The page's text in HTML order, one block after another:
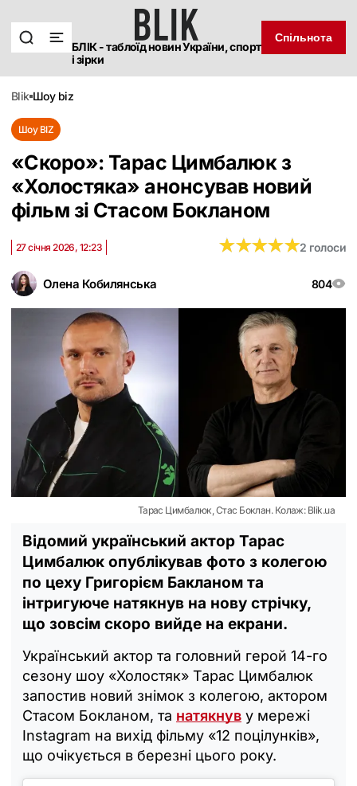
БЛІК - таблоїд новин України, спорт
і зірки
Спільнота
blik шоу biz
Шоу BIZ
«‎Скоро»: Тарас Цимбалюк з
«Холостяка‎» анонсував новий
фільм зі Стасом Бокланом
Олена Кобилянська 804
27 січня 2026, 12:23 ★★★★★
★★★★★2 голоси
Тарас Цимбалюк, Стас Боклан. Колаж: Blik.ua
Відомий український актор Тарас
Цимбалюк опублікував фото з колегою
по цеху Григорієм Бакланом та
інтригуюче натякнув на нову стрічку,
що зовсім скоро вийде на екрани.
Український актор та головний герой 14-го
сезону шоу «Холостяк» Тарас Цимбалюк
запостив новий знімок з колегою, актором
Стасом Бокланом, та натякнув у мережі
Instagram на вихід фільму «12 поцілунків»,
що очікується в березні цього року.